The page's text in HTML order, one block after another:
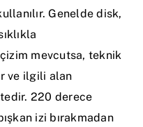
Genelde disk,
mevcutsa, teknik
ve ilgili alan
220 derece
izi bırakmadan